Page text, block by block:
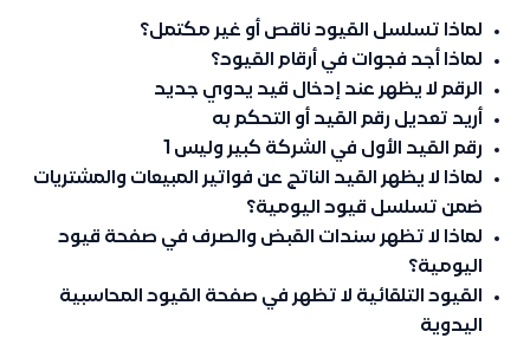
لماذا تسلسل القيود ناقص أو غير مكتمل؟
لماذا أجد فجوات في أرقام القيود؟
الرقم لا يظهر عند إدخال قيد يدوي جديد
أريد تعديل رقم القيد أو التحكم به
رقم القيد الأول في الشركة كبير وليس 1
لماذا لا يظهر القيد الناتج عن فواتير المبيعات والمشتريات
ضمن تسلسل قيود اليومية؟
لماذا لا تظهر سندات القبض والصرف في صفحة قيود
اليومية؟
القيود التلقائية لا تظهر في صفحة القيود المحاسبية
اليدوية